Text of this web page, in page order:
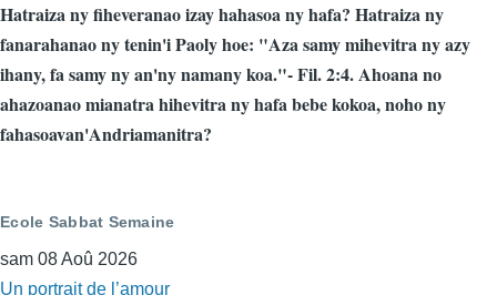
Hatraiza ny fiheveranao izay hahasoa ny hafa? Hatraiza ny
fanarahanao ny tenin'i Paoly hoe: "Aza samy mihevitra ny azy
ihany, fa samy ny an'ny namany koa."- Fil. 2:4. Ahoana no
ahazoanao mianatra hihevitra ny hafa bebe kokoa, noho ny
fahasoavan'Andriamanitra?
Ecole Sabbat Semaine
sam 08 Aoû 2026
Un portrait de l’amour